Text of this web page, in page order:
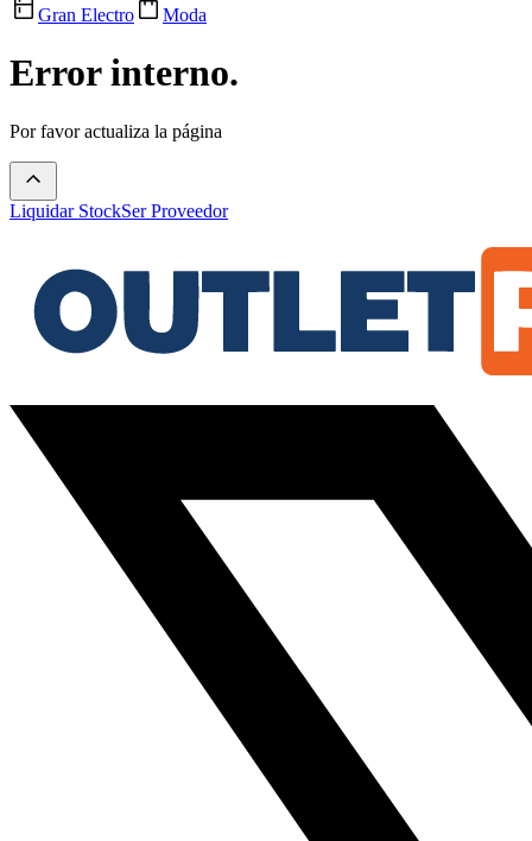
Gran Electro
Moda
Error interno.
Por favor actualiza la página
Liquidar StockSer Proveedor